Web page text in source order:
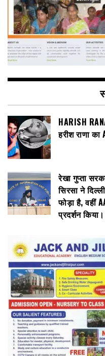
HARISH
हरीश राणा
रेखा गुप्ता
सिरसा ने
फोड़ा है, वहीं
प्रदर्शन किया।